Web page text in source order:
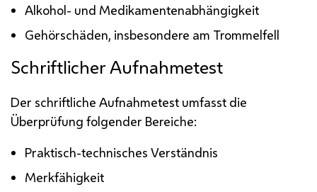
Alkohol- und Medikamentenabhängigkeit
Gehörschäden, insbesondere am Trommelfell
Schriftlicher Aufnahmetest
Der schriftliche Aufnahmetest umfasst die
Überprüfung folgender Bereiche:
Praktisch-technisches Verständnis
Merkfähigkeit